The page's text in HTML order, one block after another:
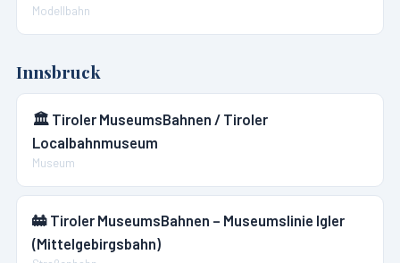
Modellbahn
Innsbruck
🏛️ Tiroler MuseumsBahnen / Tiroler
Localbahnmuseum
Museum
🚋 Tiroler MuseumsBahnen – Museumslinie Igler
(Mittelgebirgsbahn)